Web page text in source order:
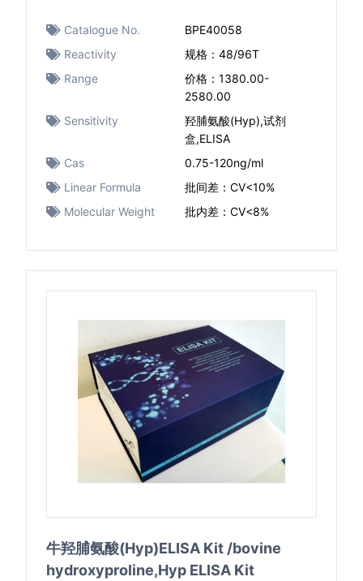
Catalogue No.
BPE40058
Reactivity
规格：48/96T
Range
价格：1380.00-
2580.00
Sensitivity
羟脯氨酸(Hyp),试剂
盒,ELISA
Cas
0.75-120ng/ml
Linear Formula
批间差：CV<10%
Molecular Weight
批内差：CV<8%
牛羟脯氨酸(Hyp)ELISA Kit /bovine
hydroxyproline,Hyp ELISA Kit